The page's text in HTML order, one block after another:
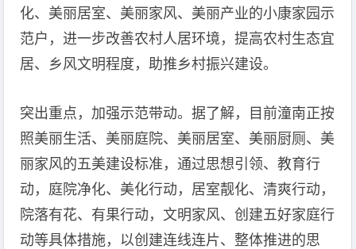
化、美丽居室、美丽家风、美丽产业的小康家园示
范户，进一步改善农村人居环境，提高农村生态宜
居、乡风文明程度，助推乡村振兴建设。
突出重点，加强示范带动。据了解，目前潼南正按
照美丽生活、美丽庭院、美丽居室、美丽厨厕、美
丽家风的五美建设标准，通过思想引领、教育行
动，庭院净化、美化行动，居室靓化、清爽行动，
院落有花、有果行动，文明家风、创建五好家庭行
动等具体措施，以创建连线连片、整体推进的思